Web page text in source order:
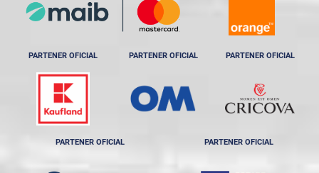
PARTENER OFICIAL PARTENER OFICIAL PARTENER OFICIAL
PARTENER OFICIAL PARTENER OFICIAL